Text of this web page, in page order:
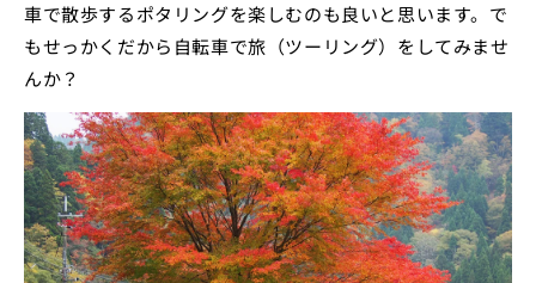
車で散歩するポタリングを楽しむのも良いと思います。で
もせっかくだから自転車で旅（ツーリング）をしてみませ
んか？